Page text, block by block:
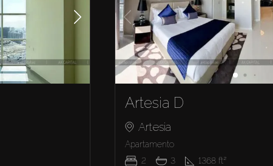
Artesia D
Artesia
Apartamento
2
3 1368ft²